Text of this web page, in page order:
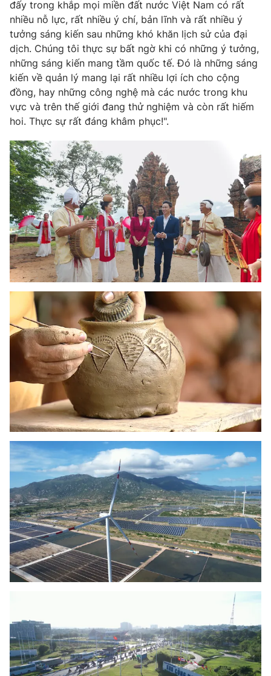
đấy trong khắp mọi miền đất nước Việt Nam có rất
nhiều nỗ lực, rất nhiều ý chí, bản lĩnh và rất nhiều ý
tưởng sáng kiến sau những khó khăn lịch sử của đại
dịch. Chúng tôi thực sự bất ngờ khi có những ý tưởng,
những sáng kiến mang tầm quốc tế. Đó là những sáng
kiến về quản lý mang lại rất nhiều lợi ích cho cộng
đồng, hay những công nghệ mà các nước trong khu
vực và trên thế giới đang thử nghiệm và còn rất hiếm
hoi. Thực sự rất đáng khâm phục!".